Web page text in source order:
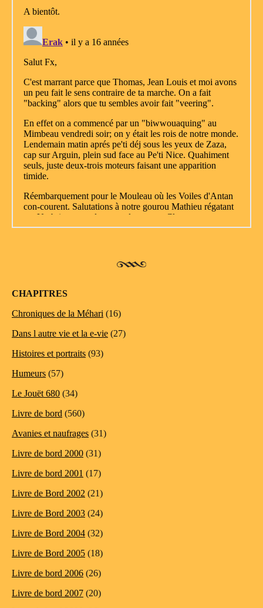
CHAPITRES
Chroniques de la Méhari (16)
Dans l autre vie et la e-vie (27)
Histoires et portraits (93)
Humeurs (57)
Le Jouët 680 (34)
Livre de bord (560)
Avanies et naufrages (31)
Livre de bord 2000 (31)
Livre de bord 2001 (17)
Livre de Bord 2002 (21)
Livre de Bord 2003 (24)
Livre de Bord 2004 (32)
Livre de Bord 2005 (18)
Livre de bord 2006 (26)
Livre de bord 2007 (20)